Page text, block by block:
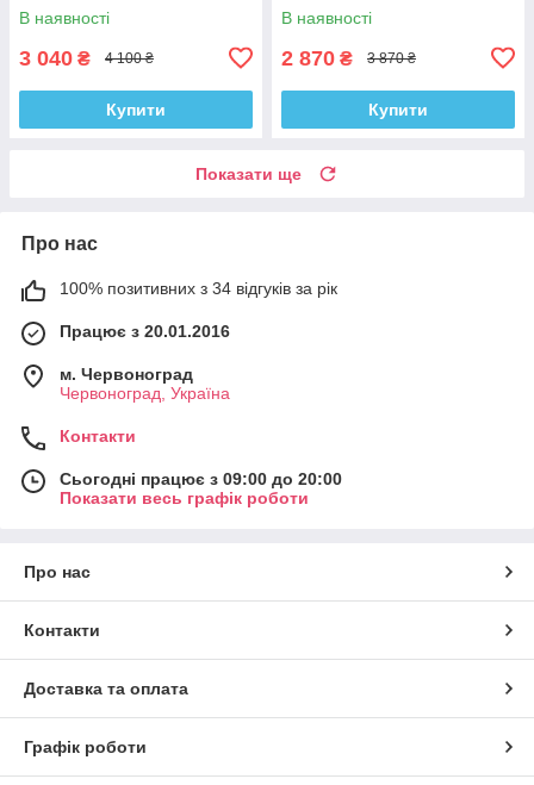
В наявності
3 040 ₴ 4 100 ₴
Купити
В наявності
2 870 ₴ 3 870 ₴
Купити
Показати ще
Про нас
100% позитивних з 34 відгуків за рік
Працює з 20.01.2016
м. Червоноград
Червоноград, Україна
Контакти
Сьогодні працює з 09:00 до 20:00
Показати весь графік роботи
Про нас
Контакти
Доставка та оплата
Графік роботи